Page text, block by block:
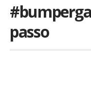
passo